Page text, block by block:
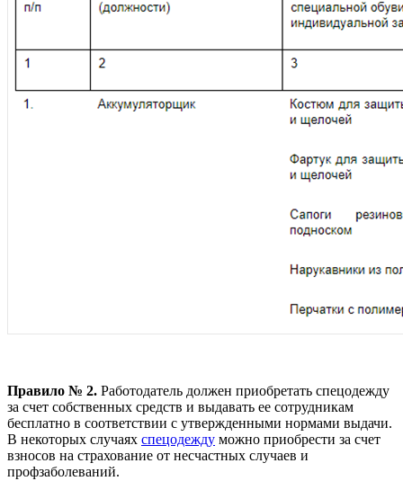
Правило № 2. Работодатель должен приобретать спецодежду
за счет собственных средств и выдавать ее сотрудникам
бесплатно в соответствии с утвержденными нормами выдачи.
В некоторых случаях спецодежду можно приобрести за счет
взносов на страхование от несчастных случаев и
профзаболеваний.